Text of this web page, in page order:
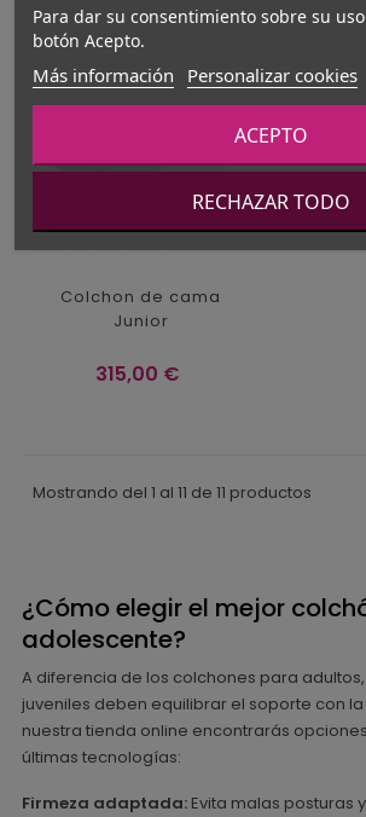
Colchon de cama
Junior
Precio
315,00 €
Mostrando del 1 al 11 de 11 productos
¿Cómo elegir el mejor
adolescente?
A diferencia de los colchones para
juveniles deben equilibrar el soporte con
nuestra tienda online encontrarás
últimas tecnologías:
Firmeza adaptada: Evita malas posturas
Para dar su consentimiento sobre su
botón Acepto.
Más información Personalizar cookies
RECHAZAR TODO
ACEPTO